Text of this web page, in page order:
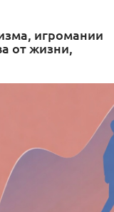
игромании
от жизни,